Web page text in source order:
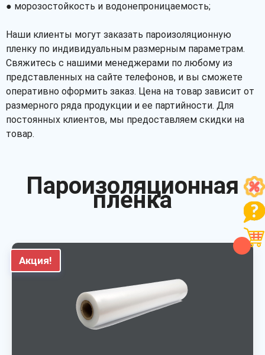
● морозостойкость и водонепроницаемость;
Наши клиенты могут заказать пароизоляционную
пленку по индивидуальным размерным параметрам.
Свяжитесь с нашими менеджерами по любому из
представленных на сайте телефонов, и вы сможете
оперативно оформить заказ. Цена на товар зависит от
размерного ряда продукции и ее партийности. Для
постоянных клиентов, мы предоставляем скидки на
товар.
Пароизоляционная
пленка
Акция!